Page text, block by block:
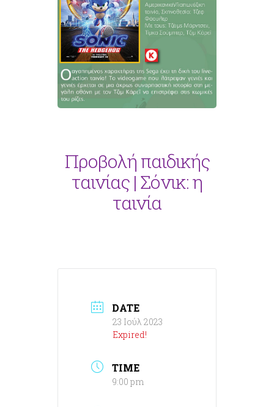
Προβολή παιδικής
ταινίας | Σόνικ: η
ταινία
DATE
23 Ιούλ 2023
Expired!
TIME
9:00 pm